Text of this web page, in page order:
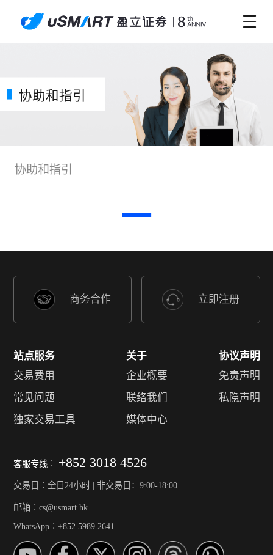
协助和指引
协助和指引
商务合作 立即注册
站点服务
交易费用
常见问题
独家交易工具
关于
企业概要
联络我们
媒体中心
协议声明
免责声明
私隐声明
客服专线︰ +852 3018 4526
交易日︰全日24小时 | 非交易日：9:00-18:00
邮箱︰cs@usmart.hk
WhatsApp︰+852 5989 2641